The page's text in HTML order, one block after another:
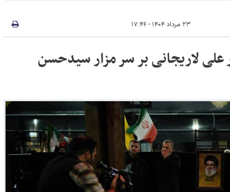
۲۳ مرداد ۱۴۰۴ - ۱۷:۴۶
لاریجانی بر سر مزار سیدحسن